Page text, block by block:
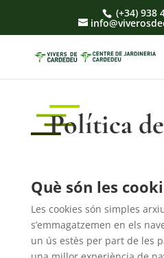
(+34) 938
Política
Què són les
Les cookies són simples
s’emmagatzemen en els
un ús estès per part de les